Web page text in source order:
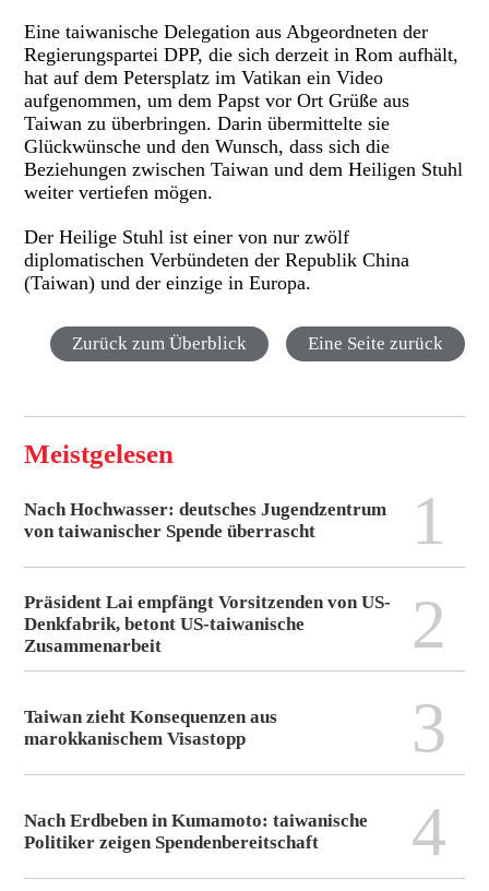
Eine taiwanische Delegation aus Abgeordneten der
Regierungspartei DPP, die sich derzeit in Rom aufhält,
hat auf dem Petersplatz im Vatikan ein Video
aufgenommen, um dem Papst vor Ort Grüße aus
Taiwan zu überbringen. Darin übermittelte sie
Glückwünsche und den Wunsch, dass sich die
Beziehungen zwischen Taiwan und dem Heiligen Stuhl
weiter vertiefen mögen.
Der Heilige Stuhl ist einer von nur zwölf
diplomatischen Verbündeten der Republik China
(Taiwan) und der einzige in Europa.
Zurück zum Überblick Eine Seite zurück
Meistgelesen
Nach Hochwasser: deutsches Jugendzentrum
von taiwanischer Spende überrascht
1
Präsident Lai empfängt Vorsitzenden von US-
Denkfabrik, betont US-taiwanische
Zusammenarbeit
2
Taiwan zieht Konsequenzen aus
marokkanischem Visastopp
3
Nach Erdbeben in Kumamoto: taiwanische
Politiker zeigen Spendenbereitschaft
4